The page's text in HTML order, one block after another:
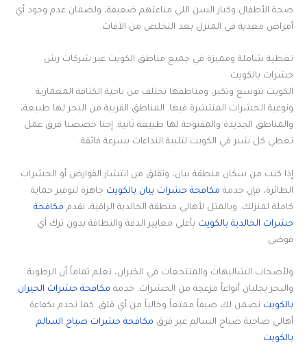
صحة الأطفال وكبار السن اللي مناعتهم ضعيفة، ولضمان عدم وجود أي
أمراض معدية في المنزل بعد التخلص من الآفات.
تغطية شاملة ومميزة في جميع مناطق الكويت عبر شركات رش
حشرات بالكويت
الكويت تتوسع وتكبر، ومناطقها تختلف من ناحية الكثافة المعمارية
ونوعية الحشرات المنتشرة فيها. المناطق القريبة من البحر لها طبيعة،
والمناطق الجديدة والمفتوحة لها طبيعة ثانية. إحنا خصصنا فرق عمل
تغطي كل شبر في الكويت لتلبية النداءات بسرعة فائقة.
إذا كنت من سكان منطقة بيان، وتقلق من انتشار القوارض أو الحشرات
الطائرة، فإن خدمة مكافحة حشرات بيان بالكويت جاهزة لتوفير حماية
كاملة لمنزلك. وبالمثل لأهالي منطقة الخالدية الراقية، نقدم مكافحة
حشرات الخالدية بالكويت بأعلى معايير الدقة والنظافة بدون ترك أي
فوضى.
ولأصحاب الشاليهات والمنتجعات في الخيران، نعلم تماماً أن الرطوبة
والبحر يجلبان أنواعاً مزعجة من الحشرات. خدمة مكافحة حشرات الخيران
بالكويت تضمن لك صيفاً ممتعاً وخالياً من أي قلق. كما نخدم بكفاءة
أهالي ضاحية صباح السالم عبر فرق مكافحة حشرات صباح السالم
بالكويت.